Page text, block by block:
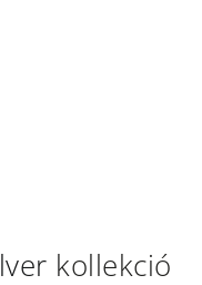
kollekció